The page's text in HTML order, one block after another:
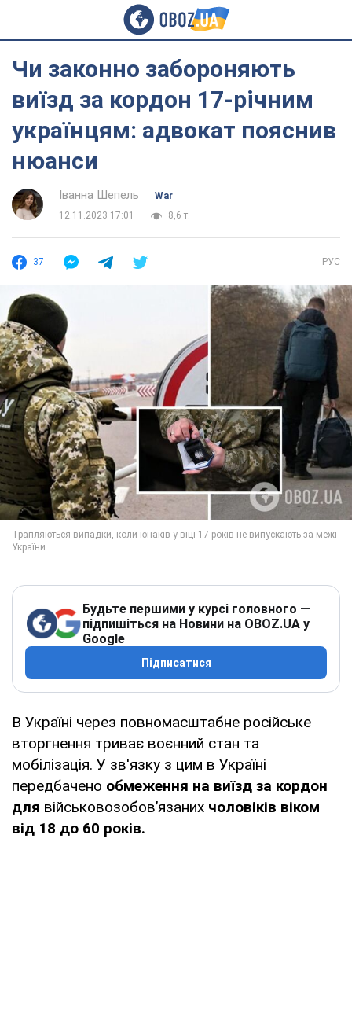
Чи законно забороняють
виїзд за кордон 17-річним
українцям: адвокат пояснив
нюанси
Іванна Шепель
War
12.11.2023 17:01
8,6 т.
37 РУС
Будьте першими у курсі головного —
підпишіться на Новини на OBOZ.UA у
Google
Підписатися
В Україні через повномасштабне російське
вторгнення триває воєнний стан та
мобілізація. У зв'язку з цим в Україні
передбачено обмеження на виїзд за кордон
для військовозобов’язаних чоловіків віком
від 18 до 60 років.